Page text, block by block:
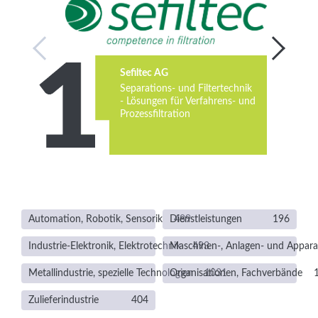
Newsletter
Sefiltec AG
Separations- und Filtertechnik
- Lösungen für Verfahrens- und
Prozessfiltration
Automation, Robotik, Sensorik 489
Dienstleistungen 196
Industrie-Elektronik, Elektrotechnik 493
Maschinen-, Anlagen- und
Metallindustrie, spezielle Technologien 1031
Organisationen, Fachverbände
Zulieferindustrie 404